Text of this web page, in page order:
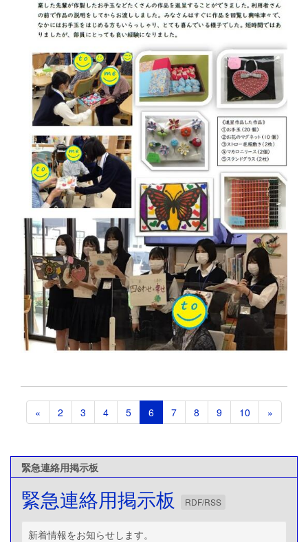
« 2 3 4 5 6 7 8 9 10 »
緊急連絡用掲示板
緊急連絡用掲示板 RDF/RSS
新着情報をお知らせします。